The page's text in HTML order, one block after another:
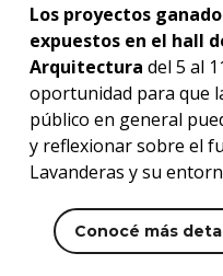
Los proyectos
expuestos en el hall
Arquitectura del 5 al
oportunidad para que
público en general
y reflexionar sobre el
Lavanderas y su
Conocé más